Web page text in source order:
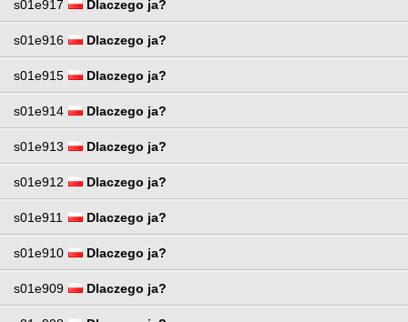
s01e917 Dlaczego ja?
s01e916 Dlaczego ja?
s01e915 Dlaczego ja?
s01e914 Dlaczego ja?
s01e913 Dlaczego ja?
s01e912 Dlaczego ja?
s01e911 Dlaczego ja?
s01e910 Dlaczego ja?
s01e909 Dlaczego ja?